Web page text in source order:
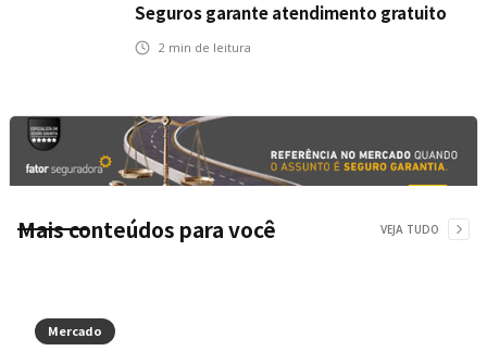
Seguros garante atendimento gratuito
na Ponte Rio-Niterói
2 min de leitura
Mais conteúdos para você VEJA TUDO
Mercado